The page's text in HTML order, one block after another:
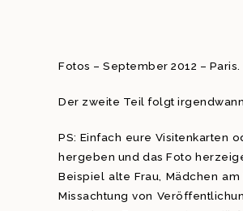
Fotos – September 2012 – Paris.
Der zweite Teil folgt
PS: Einfach eure Visitenkarten
hergeben und das Foto
Beispiel alte Frau, Mädchen
Missachtung von